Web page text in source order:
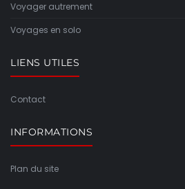
Voyager autrement
Voyages en solo
LIENS UTILES
Contact
INFORMATIONS
Plan du site